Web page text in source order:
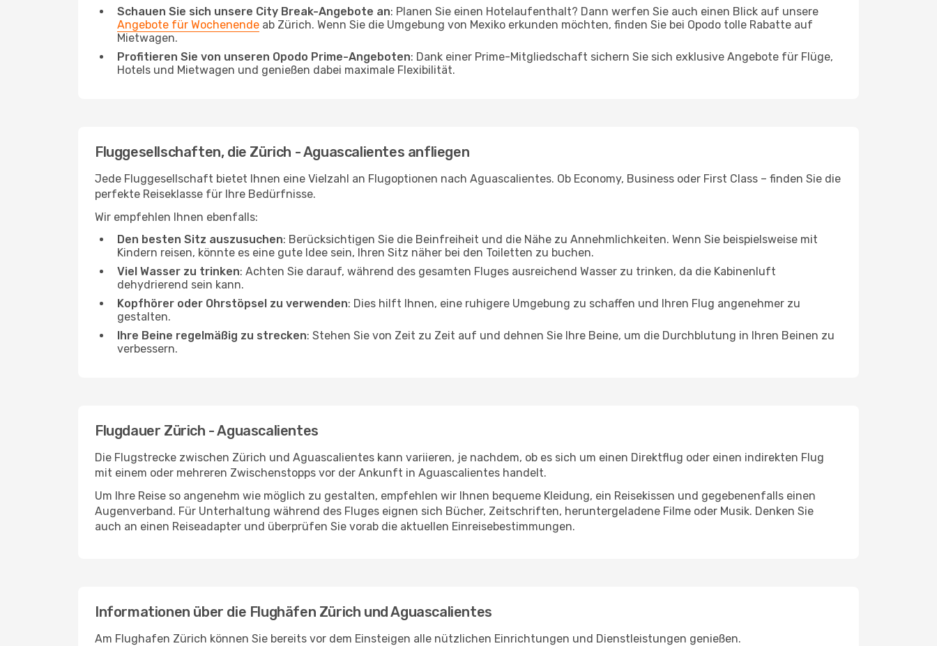
Schauen Sie sich unsere City Break-Angebote an: Planen Sie einen Hotelaufenthalt? Dann werfen Sie auch einen Blick auf unsere
Angebote für Wochenende ab Zürich. Wenn Sie die Umgebung von Mexiko erkunden möchten, finden Sie bei Opodo tolle Rabatte auf
Mietwagen.
Profitieren Sie von unseren Opodo Prime-Angeboten: Dank einer Prime-Mitgliedschaft sichern Sie sich exklusive Angebote für Flüge,
Hotels und Mietwagen und genießen dabei maximale Flexibilität.
Fluggesellschaften, die Zürich - Aguascalientes anfliegen
Jede Fluggesellschaft bietet Ihnen eine Vielzahl an Flugoptionen nach Aguascalientes. Ob Economy, Business oder First Class – finden Sie die
perfekte Reiseklasse für Ihre Bedürfnisse.
Wir empfehlen Ihnen ebenfalls:
Den besten Sitz auszusuchen: Berücksichtigen Sie die Beinfreiheit und die Nähe zu Annehmlichkeiten. Wenn Sie beispielsweise mit
Kindern reisen, könnte es eine gute Idee sein, Ihren Sitz näher bei den Toiletten zu buchen.
Viel Wasser zu trinken: Achten Sie darauf, während des gesamten Fluges ausreichend Wasser zu trinken, da die Kabinenluft
dehydrierend sein kann.
Kopfhörer oder Ohrstöpsel zu verwenden: Dies hilft Ihnen, eine ruhigere Umgebung zu schaffen und Ihren Flug angenehmer zu
gestalten.
Ihre Beine regelmäßig zu strecken: Stehen Sie von Zeit zu Zeit auf und dehnen Sie Ihre Beine, um die Durchblutung in Ihren Beinen zu
verbessern.
Flugdauer Zürich - Aguascalientes
Die Flugstrecke zwischen Zürich und Aguascalientes kann variieren, je nachdem, ob es sich um einen Direktflug oder einen indirekten Flug
mit einem oder mehreren Zwischenstopps vor der Ankunft in Aguascalientes handelt.
Um Ihre Reise so angenehm wie möglich zu gestalten, empfehlen wir Ihnen bequeme Kleidung, ein Reisekissen und gegebenenfalls einen
Augenverband. Für Unterhaltung während des Fluges eignen sich Bücher, Zeitschriften, heruntergeladene Filme oder Musik. Denken Sie
auch an einen Reiseadapter und überprüfen Sie vorab die aktuellen Einreisebestimmungen.
Informationen über die Flughäfen Zürich und Aguascalientes
Am Flughafen Zürich können Sie bereits vor dem Einsteigen alle nützlichen Einrichtungen und Dienstleistungen genießen.